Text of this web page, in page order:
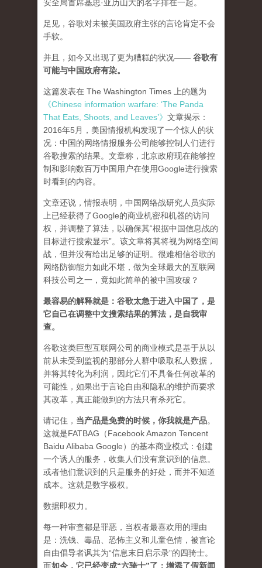
安全局首席基思·亚历山大的名字排在一起。
足见，谷歌对未被美国政府主张的言论肯定不会
手软。
并且，如今又出现了更为糟糕的状况—— 谷歌有
可能与中国政府有染。
这篇发表在 The Washington Times 上的题为
《Chinese information warfare: ‘The Panda
That Eats, Shoots, and Leaves’》 文章揭示：
2016年5月，美国情报机构发现了一个惊人的状
况：中国的网络情报服务公司能够控制人们进行
谷歌搜索的结果。文章称，北京政府现在能够控
制和影响数百万中国用户在使用Google进行搜索
时看到的内容。
文章还说，情报表明，中国网络战研究人员实际
上已经获得了Google的商业机密和机器的访问
权，并调整了算法，以确保其“根据中国信息战的
目标进行搜索显示”。该文章将其将视为网络空间
战，但并没有给出足够的证明。很难相信谷歌的
网络防御能力如此不堪，做为全球最大的互联网
科技公司之一，竟如此简单的被中国攻破？
最容易的解释就是：谷歌太急于进入中国了，是
它自己在调整中文搜索结果的算法，是自我审
查。
谷歌这类巨型互联网公司的商业模式是基于从以
前从未受到监视的那部分人群中吸取私人数据，
并将其转化为利润，因此它们不具备任何改革的
可能性，如果出于言论自由和隐私的维护而要求
其改革，真正能做到的方法只有杀死它。
请记住， 当产品是免费的时候，你我就是产品。
这就是FATBAG（Facebook Amazon Tencent
Baidu Alibaba Google）的基本商业模式：创建
一个诱人的服务，收集人们没有意识到的信息。
或者他们意识到的只是服务的好处，而并不知道
成本。这就是数字极权。
数据即权力。
每一种审查都是罪恶，当权者最喜欢用的理由
是：洗钱、毒品、恐怖主义和儿童色情，被言论
自由倡导者讽其为“信息末日启示录”的四骑士。
而如今，它已经变成“六骑士”了：增添了假新闻